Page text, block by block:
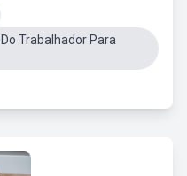
Trabalhador Para